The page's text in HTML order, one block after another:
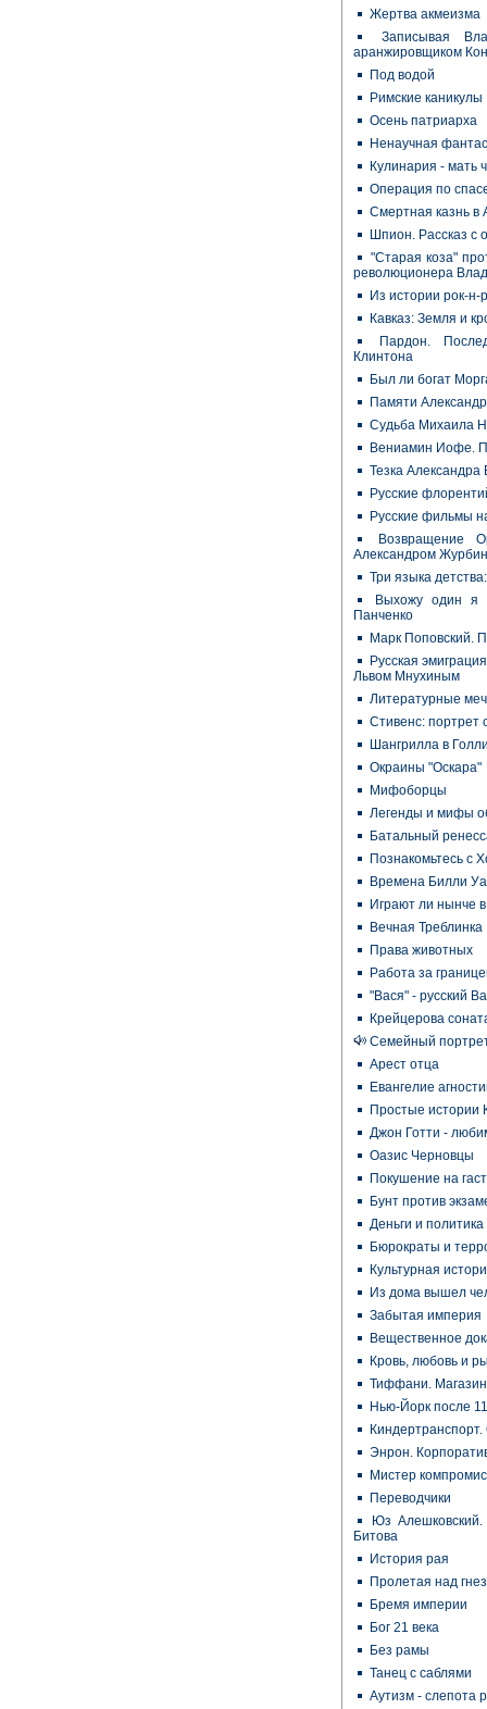
Жертва акмеизма
Записывая
аранжировщиком
Под водой
Римские каникулы
Осень патриарха
Ненаучная
Кулинария - мать
Операция по
Смертная казнь в
Шпион. Рассказ с
"Старая коза"
революционера
Из истории рок-
Кавказ: Земля и
Пардон.
Клинтона
Был ли богат
Памяти
Судьба Михаила
Вениамин Иофе.
Тезка Александра
Русские
Русские фильмы
Возвращение
Александром
Три языка
Выхожу один я
Панченко
Марк Поповский.
Русская
Львом Мнухиным
Литературные
Стивенс: портрет
Шангрилла в
Окраины "Оскара"
Мифоборцы
Легенды и мифы
Батальный
Познакомьтесь с
Времена Билли
Играют ли нынче
Вечная Треблинка
Права животных
Работа за
"Вася" - русский
Крейцерова
Семейный
Арест отца
Евангелие
Простые истории
Джон Готти -
Оазис Черновцы
Покушение на
Бунт против
Деньги и политика
Бюрократы и
Культурная
Из дома вышел
Забытая империя
Вещественное
Кровь, любовь и
Тиффани. Магазин
Нью-Йорк после
Энрон.
Мистер
Переводчики
Юз Алешковский.
Битова
История рая
Пролетая над
Бремя империи
Бог 21 века
Без рамы
Танец с саблями
Аутизм - слепота